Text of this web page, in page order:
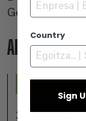
Gómez, Toni
2026-07-25
Country
Sign